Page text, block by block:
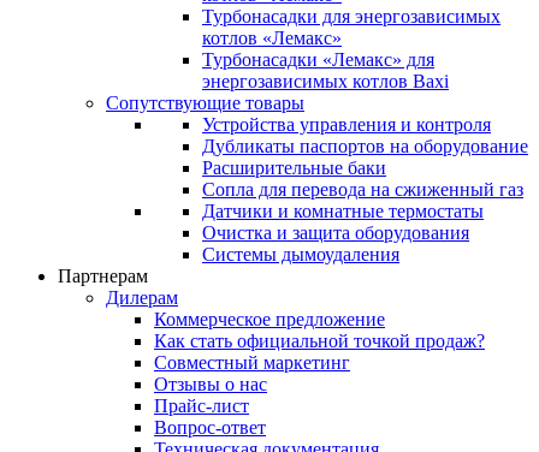
Турбонасадки для энергозависимых
котлов «Лемакс»
Турбонасадки «Лемакс» для
энергозависимых котлов Baxi
Сопутствующие товары
Устройства управления и контроля
Дубликаты паспортов на оборудование
Расширительные баки
Сопла для перевода на сжиженный газ
Датчики и комнатные термостаты
Очистка и защита оборудования
Системы дымоудаления
Партнерам
Дилерам
Коммерческое предложение
Как стать официальной точкой продаж?
Совместный маркетинг
Отзывы о нас
Прайс-лист
Вопрос-ответ